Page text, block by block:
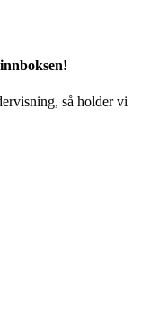
så holder vi